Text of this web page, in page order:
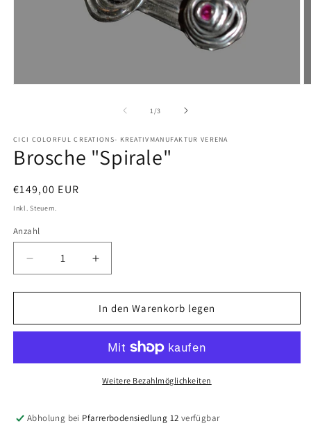
1 /von
3
CICI COLORFUL CREATIONS- KREATIVMANUFAKTUR VERENA
Brosche "Spirale"
Normaler
Preis
€149,00 EUR
Inkl. Steuern.
Anzahl
Verringere
die
Menge
Brosche
&quot;Spirale&quot;
Erhöhe
die
Menge
für
Brosche
&quot;Spirale&quot;
In den Warenkorb legen
Weitere Bezahlmöglichkeiten
Abholung bei Pfarrerbodensiedlung 12 verfügbar